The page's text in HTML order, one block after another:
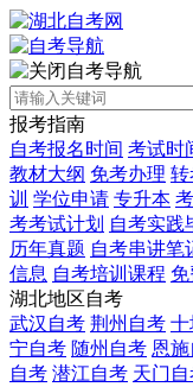
自考导航
报考指南
自考报名时间 考试时
教材大纲 免考办理 转
训 学位申请 专升本
考考试计划 自考实践
历年真题 自考串讲笔
信息 自考培训课程
湖北地区自考
武汉自考 荆州自考 十
宁自考 随州自考 恩
自考 潜江自考 天门